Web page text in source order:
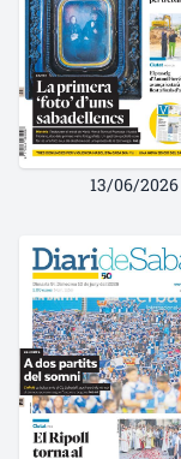
13/06/2026